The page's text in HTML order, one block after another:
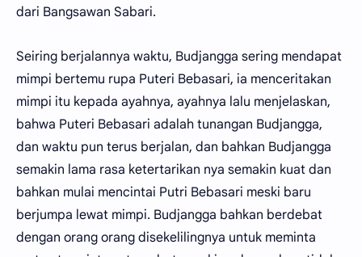
dari Bangsawan Sabari.
Seiring berjalannya waktu, Budjangga sering mendapat
mimpi bertemu rupa Puteri Bebasari, ia menceritakan
mimpi itu kepada ayahnya, ayahnya lalu menjelaskan,
bahwa Puteri Bebasari adalah tunangan Budjangga,
dan waktu pun terus berjalan, dan bahkan Budjangga
semakin lama rasa ketertarikan nya semakin kuat dan
bahkan mulai mencintai Putri Bebasari meski baru
berjumpa lewat mimpi. Budjangga bahkan berdebat
dengan orang orang disekelilingnya untuk meminta